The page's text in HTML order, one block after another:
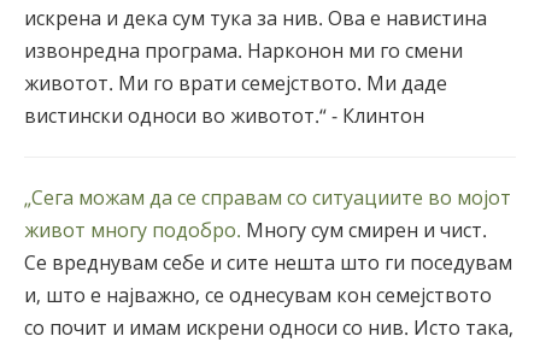
искрена и дека сум тука за нив. Ова е навистина
извонредна програма. Нарконон ми го смени
животот. Ми го врати семејството. Ми даде
вистински односи во животот.“ - Клинтон
„Сега можам да се справам со ситуациите во мојот
живот многу подобро. Многу сум смирен и чист.
Се вреднувам себе и сите нешта што ги поседувам
и, што е најважно, се однесувам кон семејството
со почит и имам искрени односи со нив. Исто така,